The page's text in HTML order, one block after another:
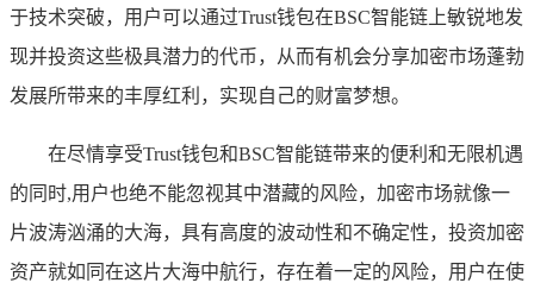
于技术突破，用户可以通过Trust钱包在BSC智能链上敏锐地发
现并投资这些极具潜力的代币，从而有机会分享加密市场蓬勃
发展所带来的丰厚红利，实现自己的财富梦想。
在尽情享受Trust钱包和BSC智能链带来的便利和无限机遇
的同时,用户也绝不能忽视其中潜藏的风险，加密市场就像一
片波涛汹涌的大海，具有高度的波动性和不确定性，投资加密
资产就如同在这片大海中航行，存在着一定的风险，用户在使